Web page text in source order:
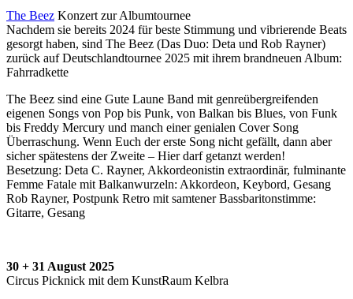
The Beez Konzert zur Albumtournee
Nachdem sie bereits 2024 für beste Stimmung und vibrierende Beats
gesorgt haben, sind The Beez (Das Duo: Deta und Rob Rayner)
zurück auf Deutschlandtournee 2025 mit ihrem brandneuen Album:
Fahrradkette
The Beez sind eine Gute Laune Band mit genreübergreifenden
eigenen Songs von Pop bis Punk, von Balkan bis Blues, von Funk
bis Freddy Mercury und manch einer genialen Cover Song
Überraschung. Wenn Euch der erste Song nicht gefällt, dann aber
sicher spätestens der Zweite – Hier darf getanzt werden!
Besetzung: Deta C. Rayner, Akkordeonistin extraordinär, fulminante
Femme Fatale mit Balkanwurzeln: Akkordeon, Keybord, Gesang
Rob Rayner, Postpunk Retro mit samtener Bassbaritonstimme:
Gitarre, Gesang
30 + 31 August 2025
Circus Picknick mit dem KunstRaum Kelbra